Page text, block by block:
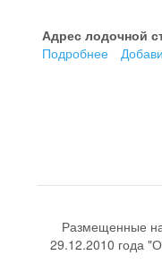
Адрес лодочной
Подробнее
Размещенные
29.12.2010 года